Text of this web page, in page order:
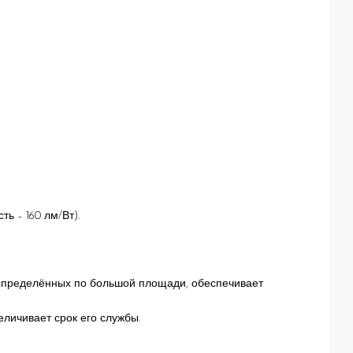
– 160 лм/Вт).
по большой площади, обеспечивает
срок его службы.